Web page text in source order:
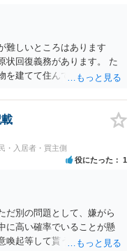
難しいところはあります
状回復義務があります。 た
を建てて住んでいたケース
務は原則生じないはずで
であっても、貸主の承諾を
た側に平屋の所有権が帰属
います。 そのため、現
ではないため、まずは相手
を負担しなければならない
。
・入居者・買主側
役にたった 1
だ別の問題として、嫌がら
に高い確率でいることが懸
喚起等して貰うと良いかと